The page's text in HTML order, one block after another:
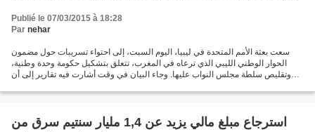
Publié le 07/03/2015 à 18:28
Par nehar
سعت بعثة الأمم المتحدة في ليبيا، اليوم السبت، إلى احتواء تسريبات حول مضمون
الحوار الوطني الليبي الذي ترعاه في المغرب، تتعلق بتشكيل حكومة وحدة وطنية،
وتقليص سلطة مجلس النواب عليها. وجاء البيان في وقت أشارت فيه تقارير إلى أن
استرجاع مبلغ مالي يزيد عن 1,4 مليار سنتيم سرق من